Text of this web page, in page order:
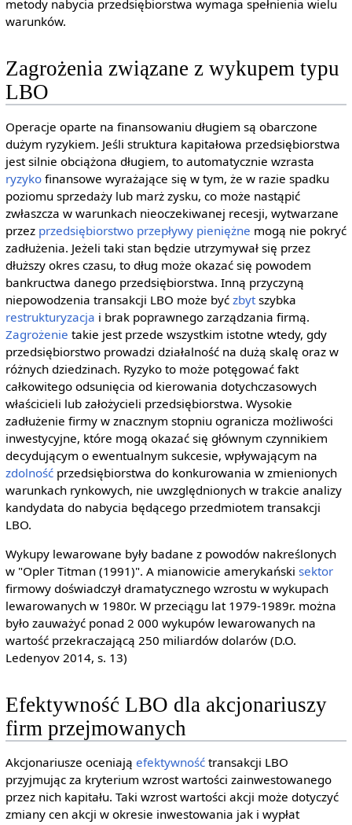
metody nabycia przedsiębiorstwa wymaga spełnienia wielu
warunków.
Zagrożenia związane z wykupem typu
LBO
Operacje oparte na finansowaniu długiem są obarczone
dużym ryzykiem. Jeśli struktura kapitałowa przedsiębiorstwa
jest silnie obciążona długiem, to automatycznie wzrasta
ryzykofinansowe wyrażające się w tym, że w razie spadku
poziomu sprzedaży lub marż zysku, co może nastąpić
zwłaszcza w warunkach nieoczekiwanej recesji, wytwarzane
przez przedsiębiorstwo przepływy pieniężne mogą nie pokryć
zadłużenia. Jeżeli taki stan będzie utrzymywał się przez
dłuższy okres czasu, to dług może okazać się powodem
bankructwa danego przedsiębiorstwa. Inną przyczyną
niepowodzenia transakcji LBO może być zbytszybka
restrukturyzacja i brak poprawnego zarządzania firmą.
Zagrożenie takie jest przede wszystkim istotne wtedy, gdy
przedsiębiorstwo prowadzi działalność na dużą skalę oraz w
różnych dziedzinach. Ryzyko to może potęgować fakt
całkowitego odsunięcia od kierowania dotychczasowych
właścicieli lub założycieli przedsiębiorstwa. Wysokie
zadłużenie firmy w znacznym stopniu ogranicza możliwości
inwestycyjne, które mogą okazać się głównym czynnikiem
decydującym o ewentualnym sukcesie, wpływającym na
zdolnośćprzedsiębiorstwa do konkurowania w zmienionych
warunkach rynkowych, nie uwzględnionych w trakcie analizy
kandydata do nabycia będącego przedmiotem transakcji
LBO.
Wykupy lewarowane były badane z powodów nakreślonych
w "Opler Titman (1991)". A mianowicie amerykański sektor
firmowy doświadczył dramatycznego wzrostu w wykupach
lewarowanych w 1980r. W przeciągu lat 1979-1989r. można
było zauważyć ponad 2 000 wykupów lewarowanych na
wartość przekraczającą 250 miliardów dolarów (D.O.
Ledenyov 2014, s. 13)
Efektywność LBO dla akcjonariuszy
firm przejmowanych
Akcjonariusze oceniają efektywnośćtransakcji LBO
przyjmując za kryterium wzrost wartości zainwestowanego
przez nich kapitału. Taki wzrost wartości akcji może dotyczyć
zmiany cen akcji w okresie inwestowania jak i wypłat